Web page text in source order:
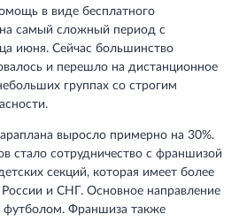
в виде бесплатного
самый сложный период с
июня. Сейчас большинство
и перешло на дистанционное
группах со строгим
выросло примерно на 30%.
стало сотрудничество с франшизой
секций, которая имеет более
и СНГ. Основное направление
футболом. Франшиза также